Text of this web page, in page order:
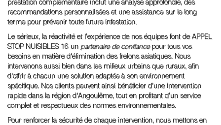
prestation complémentaire inclut une analyse approfondie, des
recommandations personnalisées et une assistance sur le long
terme pour prévenir toute future infestation.
Le sérieux, la réactivité et l'expérience de nos équipes font de APPEL
STOP NUISIBLES 16 un partenaire de confiancepour tous vos
besoins en matière d'élimination des frelons asiatiques. Nous
intervenons aussi bien dans les milieux urbains que ruraux, afin
d'offrir à chacun une solution adaptée à son environnement
spécifique. Nos clients peuvent ainsi bénéficier d'une intervention
rapide dans la région d'Angoulême, tout en profitant d'un service
complet et respectueux des normes environnementales.
Pour renforcer la sécurité de chaque intervention, nous mettons en